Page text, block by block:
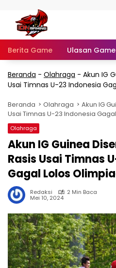
Berita Game Ulasan Game
Beranda - Olahraga - Akun IG
Usai Timnas U-23 Indonesia
Beranda Olahraga
Akun IG
Usai Timnas U-23 Indonesia
Olahraga
Akun IG Guinea
Rasis Usai Timnas
Gagal Lolos
Redaksi 2 Min Baca
Mei 10, 2024